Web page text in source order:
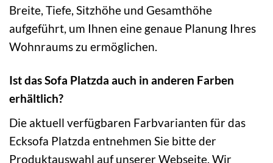
Breite, Tiefe, Sitzhöhe und Gesamthöhe
aufgeführt, um Ihnen eine genaue Planung Ihres
Wohnraums zu ermöglichen.
Ist das Sofa Platzda auch in anderen Farben
erhältlich?
Die aktuell verfügbaren Farbvarianten für das
Ecksofa Platzda entnehmen Sie bitte der
Produktauswahl auf unserer Webseite. Wir